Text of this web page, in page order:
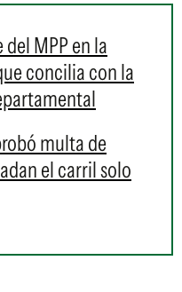
MPP en la
concilia con la
multa de
el carril solo